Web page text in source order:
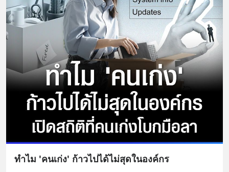
ทำไม 'คนเก่ง' ก้าวไปได้ไม่สุดในองค์กร